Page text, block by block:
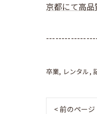
京都にて高
卒業 レンタル
< 前のページ